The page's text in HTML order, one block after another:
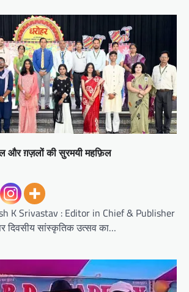
और ग़ज़लों की सुरमयी महफ़िल
K Srivastav : Editor in Chief & Publisher
दिवसीय सांस्कृतिक उत्सव का…